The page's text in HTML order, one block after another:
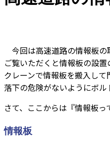
今回は高速道路の情報板の
ご覧いただくと情報板の設置
クレーンで情報板を搬入して
落下の危険がないようにボル
さて、ここからは『情報板っ
情報板